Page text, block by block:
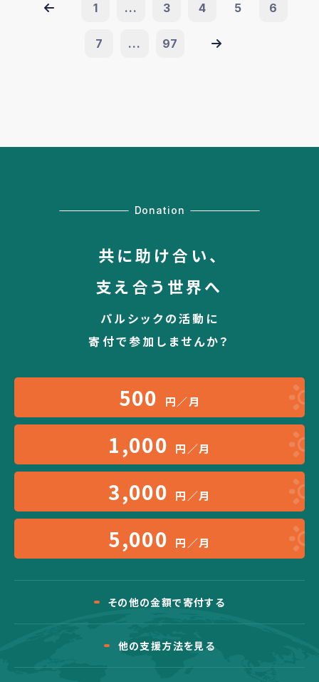
1 ... 3 4 5 6
7 ... 97
Donation
共に助け合い、
支え合う世界へ
パルシックの活動に
寄付で参加しませんか？
500 円／月
1,000 円／月
3,000 円／月
5,000 円／月
その他の金額で寄付する
他の支援方法を見る